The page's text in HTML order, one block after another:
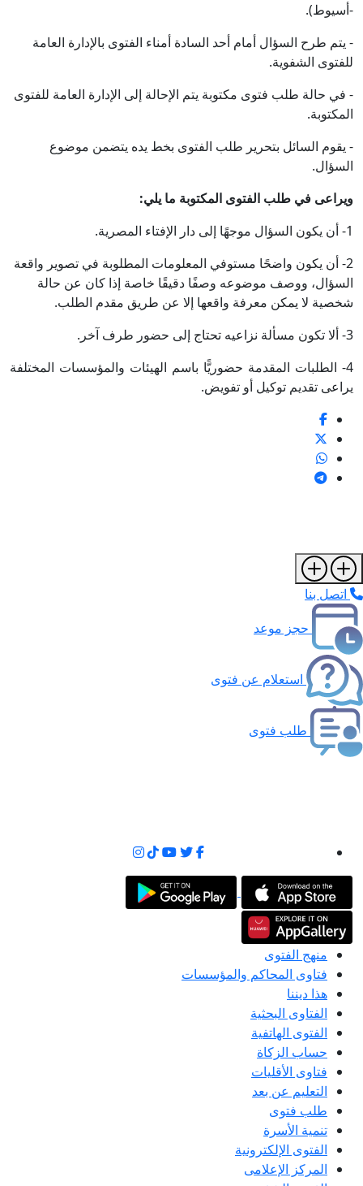
-أسيوط).
- يتم طرح السؤال أمام أحد السادة أمناء الفتوى بالإدارة العامة
للفتوى الشفوية.
- في حالة طلب فتوى مكتوبة يتم الإحالة إلى الإدارة العامة للفتوى
المكتوبة.
- يقوم السائل بتحرير طلب الفتوى بخط يده يتضمن موضوع
السؤال.
ويراعى في طلب الفتوى المكتوبة ما يلي:
1- أن يكون السؤال موجهًا إلى دار الإفتاء المصرية.
2- أن يكون واضحًا مستوفي المعلومات المطلوبة في تصوير واقعة
السؤال، ووصف موضوعه وصفًا دقيقًا خاصة إذا كان عن حالة
شخصية لا يمكن معرفة واقعها إلا عن طريق مقدم الطلب.
3- ألا تكون مسألة نزاعيه تحتاج إلى حضور طرف آخر.
4- الطلبات المقدمة حضوريًّا ﺑﺎﺳﻢ الهيئات والمؤسسات المختلفة
يراعى تقديم توكيل أو تفويض.
اتصل بنا
حجز موعد
استعلام عن فتوى
طلب فتوى
منهج الفتوى
فتاوى المحاكم والمؤسسات
هذا ديننا
الفتاوى البحثية
الفتوى الهاتفية
حساب الزكاة
فتاوى الأقليات
التعليم عن بعد
طلب فتوى
تنمية الأسرة
الفتوى الإلكترونية
المركز الإعلامى